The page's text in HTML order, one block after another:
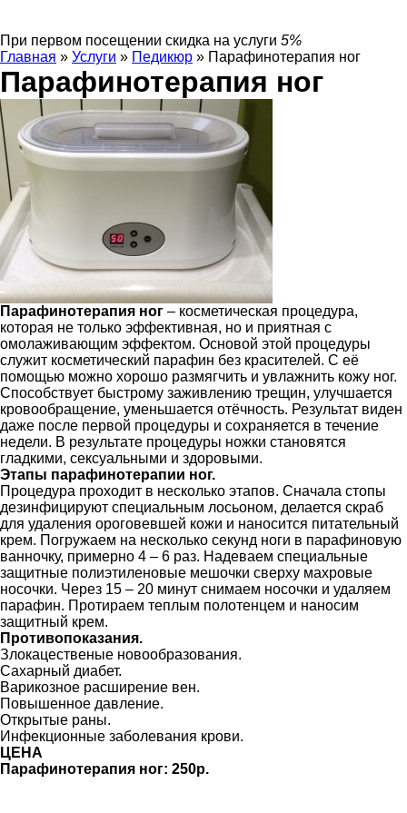
При первом посещении скидка на услуги 5%
Главная » Услуги » Педикюр » Парафинотерапия ног
Парафинотерапия ног
Парафинотерапия ног – косметическая процедура,
которая не только эффективная, но и приятная с
омолаживающим эффектом. Основой этой процедуры
служит косметический парафин без красителей. С её
помощью можно хорошо размягчить и увлажнить кожу ног.
Способствует быстрому заживлению трещин, улучшается
кровообращение, уменьшается отёчность. Результат виден
даже после первой процедуры и сохраняется в течение
недели. В результате процедуры ножки становятся
гладкими, сексуальными и здоровыми.
Этапы парафинотерапии ног.
Процедура проходит в несколько этапов. Сначала стопы
дезинфицируют специальным лосьоном, делается скраб
для удаления ороговевшей кожи и наносится питательный
крем. Погружаем на несколько секунд ноги в парафиновую
ванночку, примерно 4 – 6 раз. Надеваем специальные
защитные полиэтиленовые мешочки сверху махровые
носочки. Через 15 – 20 минут снимаем носочки и удаляем
парафин. Протираем теплым полотенцем и наносим
защитный крем.
Противопоказания.
Злокацественые новообразования.
Сахарный диабет.
Варикозное расширение вен.
Повышенное давление.
Открытые раны.
Инфекционные заболевания крови.
ЦЕНА
Парафинотерапия ног: 250р.